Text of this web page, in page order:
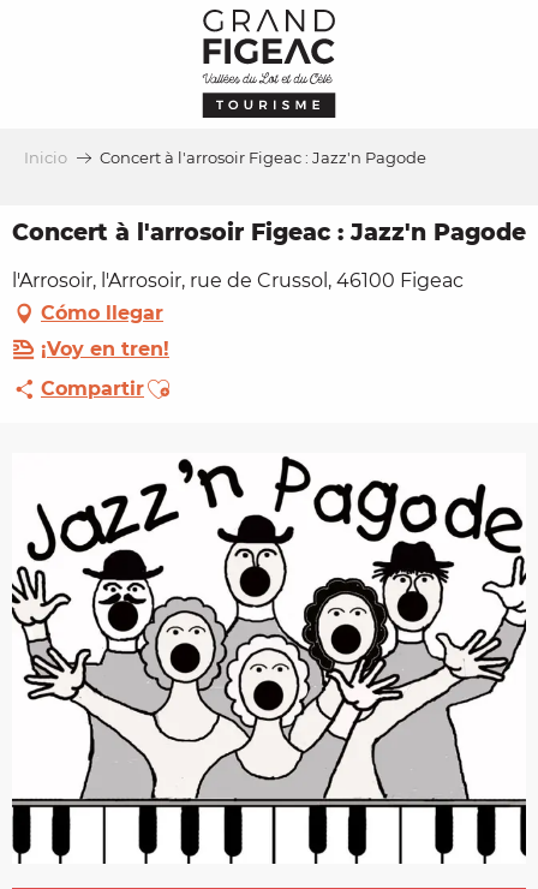
Inicio Concert à l'arrosoir Figeac : Jazz'n Pagode
Concert à l'arrosoir Figeac : Jazz'n Pagode
l'Arrosoir, l'Arrosoir, rue de Crussol, 46100 Figeac
Cómo llegar
¡Voy en tren!
CompartirAjouter aux favoris